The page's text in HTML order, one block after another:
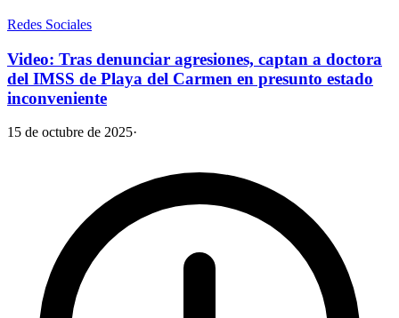
Redes Sociales
Video: Tras denunciar agresiones, captan a doctora
del IMSS de Playa del Carmen en presunto estado
inconveniente
15 de octubre de 2025·